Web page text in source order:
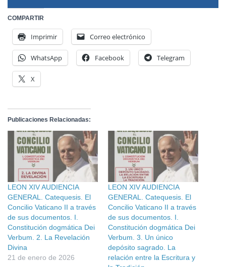
COMPARTIR
Imprimir Correo electrónico
WhatsApp Facebook Telegram
X
Publicaciones Relacionadas:
LEON XIV AUDIENCIA
GENERAL. Catequesis. El
Concilio Vaticano II a través
de sus documentos. I.
Constitución dogmática Dei
Verbum. 2. La Revelación
Divina
21 de enero de 2026
LEON XIV AUDIENCIA
GENERAL. Catequesis. El
Concilio Vaticano II a través
de sus documentos. I.
Constitución dogmática Dei
Verbum. 3. Un único
depósito sagrado. La
relación entre la Escritura y